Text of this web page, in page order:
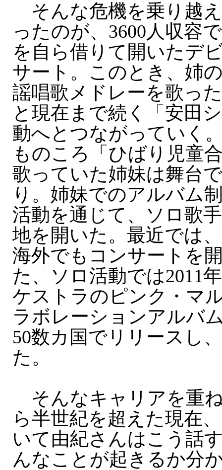
そんな危機を乗り越
ったのが、3600人収容
を自ら借りて開いたデ
サート。このとき、姉
謡唱歌メドレーを歌っ
と現在まで続く「安田
動へとつながっていく
ものころ「ひばり児童
歌っていた姉妹は舞台
り。姉妹でのアルバム
活動を通じて、ソロ歌
地を開いた。最近では
海外でもコンサートを
た、ソロ活動では2011
ケストラのピンク・マ
ラボレーションアルバ
50数カ国でリリースし
た。
そんなキャリアを重
ら半世紀を超えた現在
いて由紀さんはこう話
んなことが起きるか分